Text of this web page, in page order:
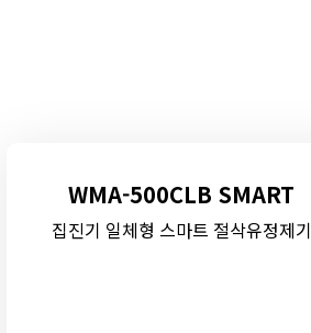
WMA-500CLB SMART
집진기 일체형 스마트 절삭유정제기